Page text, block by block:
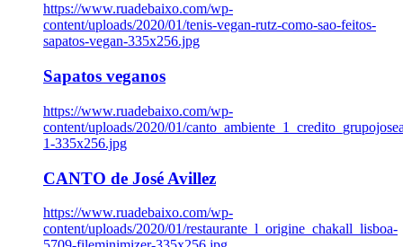
https://www.ruadebaixo.com/wp-
content/uploads/2020/01/tenis-vegan-rutz-como-sao-feitos-
sapatos-vegan-335x256.jpg
Sapatos veganos
https://www.ruadebaixo.com/wp-
content/uploads/2020/01/
1-335x256.jpg
CANTO de José Avillez
https://www.ruadebaixo.com/wp-
content/uploads/2020/01/restaurante_l_origine_chakall_lisboa-